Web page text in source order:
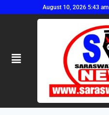
August 10, 2026 5:43 am